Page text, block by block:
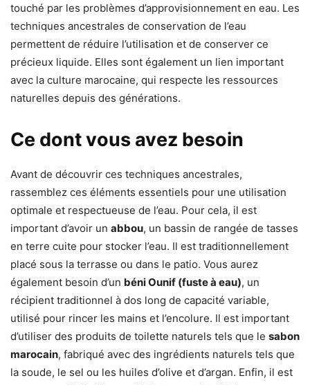
touché par les problèmes d’approvisionnement en eau. Les
techniques ancestrales de conservation de l’eau
permettent de réduire l’utilisation et de conserver ce
précieux liquide. Elles sont également un lien important
avec la culture marocaine, qui respecte les ressources
naturelles depuis des générations.
Ce dont vous avez besoin
Avant de découvrir ces techniques ancestrales,
rassemblez ces éléments essentiels pour une utilisation
optimale et respectueuse de l’eau. Pour cela, il est
important d’avoir un abbou, un bassin de rangée de tasses
en terre cuite pour stocker l’eau. Il est traditionnellement
placé sous la terrasse ou dans le patio. Vous aurez
également besoin d’un béni Ounif (fuste à eau), un
récipient traditionnel à dos long de capacité variable,
utilisé pour rincer les mains et l’encolure. Il est important
d’utiliser des produits de toilette naturels tels que le sabon
marocain, fabriqué avec des ingrédients naturels tels que
la soude, le sel ou les huiles d’olive et d’argan. Enfin, il est